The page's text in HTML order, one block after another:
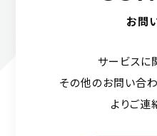
お問
サービスに
その他のお問い合わ
よりご連